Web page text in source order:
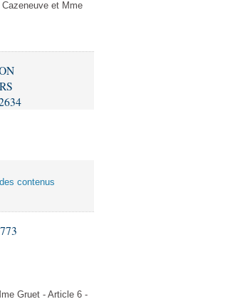
et Mme
contenus
Gruet - Article 6 -